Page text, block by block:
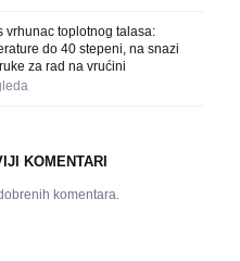
vrhunac toplotnog talasa:
do 40 stepeni, na snazi
za rad na vrućini
KOMENTARI
komentara.